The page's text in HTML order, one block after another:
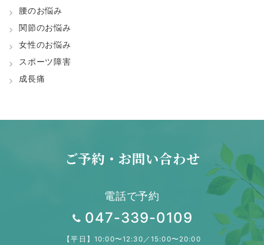
腰のお悩み
関節のお悩み
女性のお悩み
スポーツ障害
成長痛
ご予約・お問い合わせ
電話で予約
047-339-0109
【平日】10:00〜12:30／15:00〜20:00